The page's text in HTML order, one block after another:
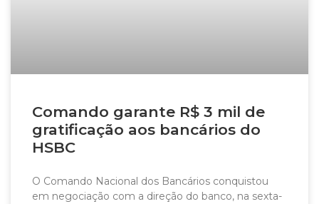
Comando garante R$ 3 mil de
gratificação aos bancários do
HSBC
O Comando Nacional dos Bancários conquistou
em negociação com a direção do banco, na sexta-